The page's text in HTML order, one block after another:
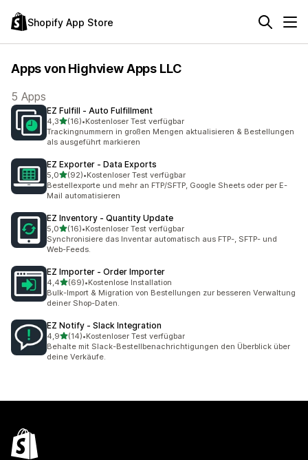
Shopify App Store
Apps von Highview Apps LLC
5 Apps
EZ Fulfill ‑ Auto Fulfillment
4,3von 5 Sternen
(16)
16 Rezensionen insgesamt
•Kostenloser Test verfügbar
Trackingnummern in großen Mengen aktualisieren & Bestellungen
als ausgeführt markieren
EZ Exporter ‑ Data Exports
5,0von 5 Sternen
(92)
92 Rezensionen insgesamt
•Kostenloser Test verfügbar
Bestellexporte und mehr an FTP/SFTP, Google Sheets oder per E-
Mail automatisieren
EZ Inventory ‑ Quantity Update
5,0von 5 Sternen
(16)
16 Rezensionen insgesamt
•Kostenloser Test verfügbar
Synchronisiere das Inventar automatisch aus FTP-, SFTP- und
Web-Feeds.
EZ Importer ‑ Order Importer
4,4von 5 Sternen
(69)
69 Rezensionen insgesamt
•Kostenlose Installation
Bulk-Import & Migration von Bestellungen zur besseren Verwaltung
deiner Shop-Daten.
EZ Notify ‑ Slack Integration
4,9von 5 Sternen
(14)
14 Rezensionen insgesamt
•Kostenloser Test verfügbar
Behalte mit Slack-Bestellbenachrichtigungen den Überblick über
deine Verkäufe.